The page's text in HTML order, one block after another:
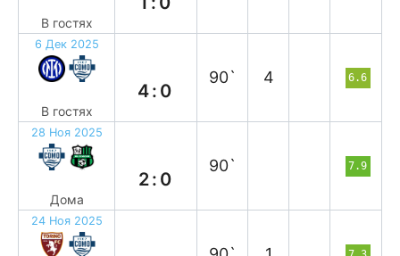
В гостях
6 Дек 2025
В гостях
4:0
90` 4 6.6
28 Ноя 2025
Дома
2:0
90` 7.9
24 Ноя 2025